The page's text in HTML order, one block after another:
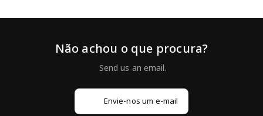
Não achou o que procura?
Envie-nos um e-mail